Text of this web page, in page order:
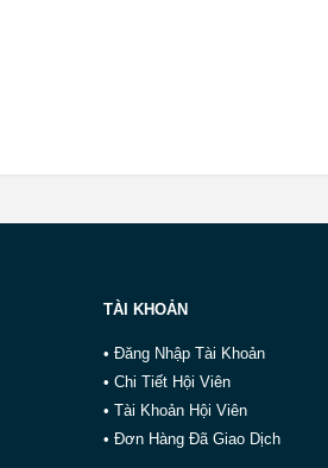
TÀI KHOẢN
• Đăng Nhập Tài Khoản
• Chi Tiết Hội Viên
• Tài Khoản Hội Viên
• Đơn Hàng Đã Giao Dịch